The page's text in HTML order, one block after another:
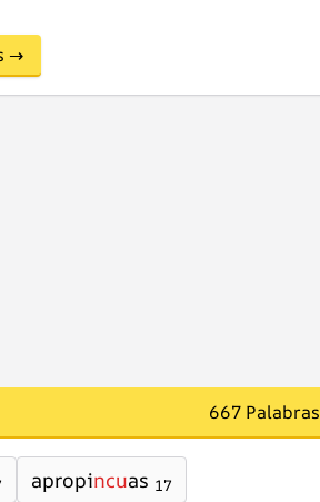
→
667 Palabras
apropincuas 17